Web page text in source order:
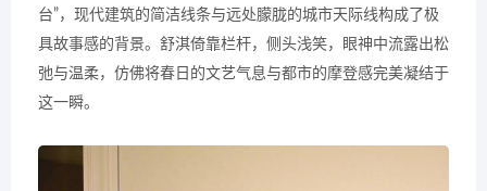
台”，现代建筑的简洁线条与远处朦胧的城市天际线构成了极
具故事感的背景。舒淇倚靠栏杆，侧头浅笑，眼神中流露出松
弛与温柔，仿佛将春日的文艺气息与都市的摩登感完美凝结于
这一瞬。